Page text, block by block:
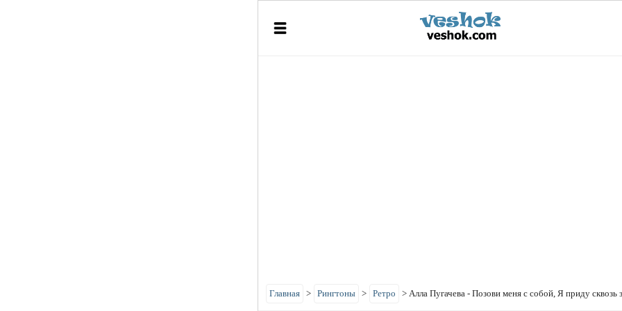
Главная > Рингтоны > Ретро > Алла Пугачева - Позови меня с собой, Я приду сквозь